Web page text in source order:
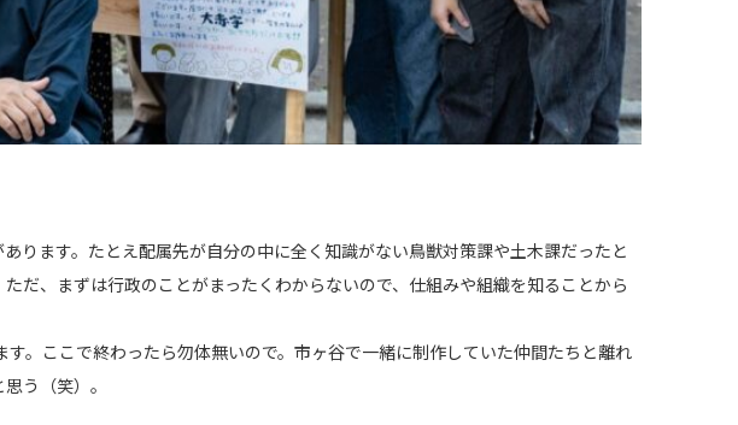
ります。たとえ配属先が自分の中に全く知識がない鳥獣対策課や土木課だったと
だ、まずは行政のことがまったくわからないので、仕組みや組織を知ることから
。ここで終わったら勿体無いので。市ヶ谷で一緒に制作していた仲間たちと離れ
う（笑）。